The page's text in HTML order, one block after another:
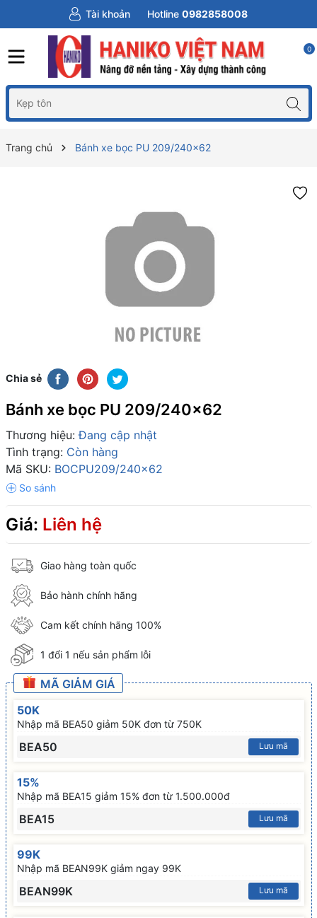
Tài khoản Hotline 0982858008
0
Trang chủ Bánh xe bọc PU 209/240x62
Chia sẻ
Bánh xe bọc PU 209/240x62
Thương hiệu: Đang cập nhật
Tình trạng: Còn hàng
Mã SKU: BOCPU209/240x62
Giá: Liên hệ
Giao hàng toàn quốc
Bảo hành chính hãng
Cam kết chính hãng 100%
1 đổi 1 nếu sản phẩm lỗi
MÃ GIẢM GIÁ
50K
Nhập mã BEA50 giảm 50K đơn từ 750K
BEA50 Lưu mã
15%
Nhập mã BEA15 giảm 15% đơn từ 1.500.000đ
BEA15 Lưu mã
99K
Nhập mã BEAN99K giảm ngay 99K
BEAN99K Lưu mã